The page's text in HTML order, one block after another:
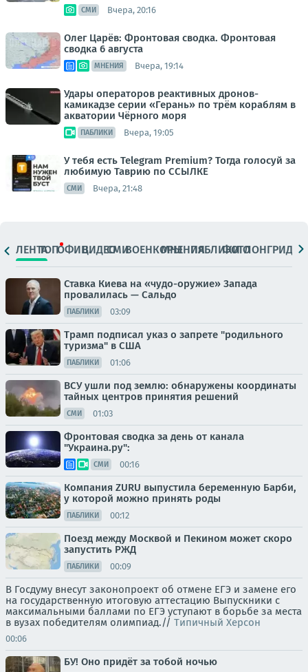
СМИ Вчера, 20:16
Олег Царёв: Фронтовая сводка. Фронтовая
сводка 6 августа
МНЕНИЯ Вчера, 19:14
Удары операторов реактивных дронов-
камикадзе серии «Герань» по трём кораблям в
акватории Чёрного моря
ПАБЛИКИ Вчера, 19:05
У тебя есть Telegram Premium? Тогда голосуй за
любимую Таврию по ССЫЛКЕ
СМИ Вчера, 21:48
ЛЕНТАТОПОФИЦ.ВИДЕОСМИВОЕНКОРЫМНЕНИЯПАБЛИКИ
ФОТОЛОНГРИДЫ
Ставка Киева на «чудо-оружие» Запада
провалилась — Сальдо
ПАБЛИКИ 03:09
Трамп подписал указ о запрете "родильного
туризма" в США
ПАБЛИКИ 01:06
ВСУ ушли под землю: обнаружены координаты
тайных центров принятия решений
СМИ 01:03
Фронтовая сводка за день от канала
"Украина.ру":
СМИ 00:16
Компания ZURU выпустила беременную Барби,
у которой можно принять роды
ПАБЛИКИ 00:12
Поезд между Москвой и Пекином может скоро
запустить РЖД
ПАБЛИКИ 00:09
В Госдуму внесут законопроект об отмене ЕГЭ и замене его
на государственную итоговую аттестацию Выпускники с
максимальными баллами по ЕГЭ уступают в борьбе за места
в вузах победителям олимпиад.// Типичный Херсон
00:06
БУ! Оно придёт за тобой ночью